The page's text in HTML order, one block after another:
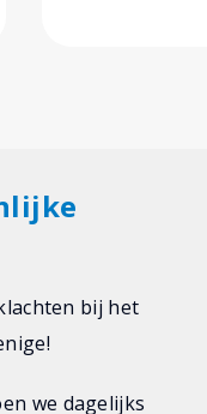
bij het
we dagelijks